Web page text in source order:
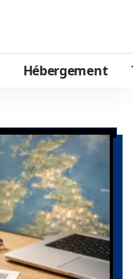
Hébergement